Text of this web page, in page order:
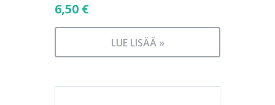
6,50 €
LUE LISÄÄ »